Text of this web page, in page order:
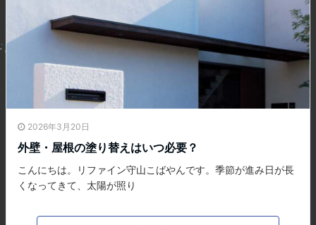
2026年3月20日
外壁・屋根の塗り替えはいつ必要？
こんにちは。リファイン守山こばやんです。季節が進み日が長
くなってきて、太陽が照り